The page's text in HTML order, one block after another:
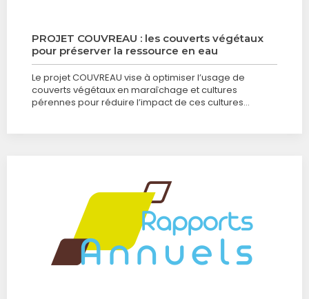
PROJET COUVREAU : les couverts végétaux
pour préserver la ressource en eau
Le projet COUVREAU vise à optimiser l’usage de
couverts végétaux en maraîchage et cultures
pérennes pour réduire l’impact de ces cultures…